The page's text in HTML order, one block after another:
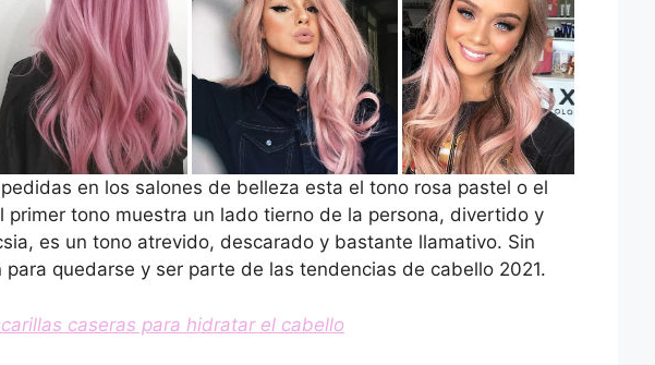
en los salones de belleza esta el tono rosa pastel o el
primer tono muestra un lado tierno de la persona, divertido y
es un tono atrevido, descarado y bastante llamativo. Sin
quedarse y ser parte de las tendencias de cabello 2021.
caseras para hidratar el cabello